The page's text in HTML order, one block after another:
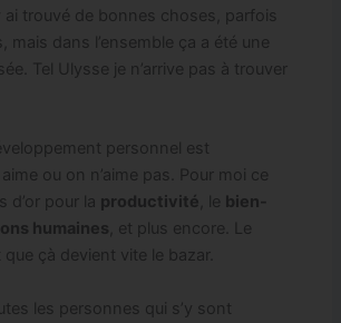
ai trouvé de bonnes choses, parfois
mais dans l’ensemble ça a été une
Tel Ulysse je n’arrive pas à trouver
personnel est
ou on n’aime pas. Pour moi ce
d’or pour la productivité , le bien-
humaines , et plus encore. Le
que çà devient vite le bazar.
les personnes qui s’y sont